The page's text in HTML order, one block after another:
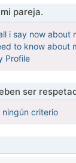
pareja.
i say now about
to know about
Profile
ser
ningún criterio